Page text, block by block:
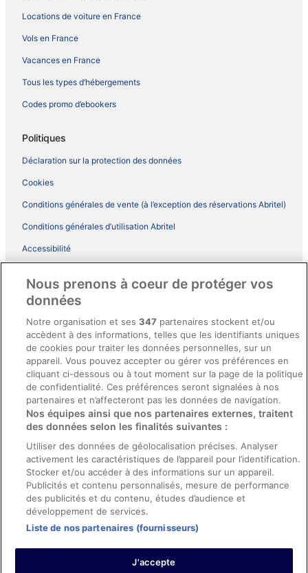
Locations de voiture en France
Vols en France
Vacances en France
Tous les types d’hébergements
Codes promo d’ebookers
Politiques
Déclaration sur la protection des données
Cookies
Conditions générales de vente (à l’exception des réservations Abritel)
Conditions générales d’utilisation Abritel
Accessibilité
Conditions générales du programme BONUS+ d’ebookers
Directives de contenu et signalement de contenus
Aide
Soutien
Annuler votre réservation d’hôtel ou de propriété de vacances
Échéances de remboursement
Utiliser un coupon ebookers
Electron, CartaSi, Carte Bleue, PayPal et Eurocard.
Nous prenons à coeur de protéger vos
données
Notre organisation et ses347 partenaires stockent et/ou
accèdent à des informations, telles que les identifiants uniques
de cookies pour traiter les données personnelles, sur un
appareil. Vous pouvez accepter ou gérer vos préférences en
cliquant ci-dessous ou à tout moment sur la page de la politique
de confidentialité. Ces préférences seront signalées à nos
partenaires et n’affecteront pas les données de navigation.
Nos équipes ainsi que nos partenaires externes, traitent
des données selon les finalités suivantes :
Utiliser des données de géolocalisation précises. Analyser
activement les caractéristiques de l’appareil pour l’identification.
Stocker et/ou accéder à des informations sur un appareil.
Publicités et contenu personnalisés, mesure de performance
des publicités et du contenu, études d’audience et
développement de services.
Liste de nos partenaires (fournisseurs)
J'accepte